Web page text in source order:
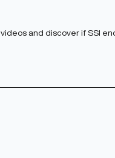
and discover if SSI